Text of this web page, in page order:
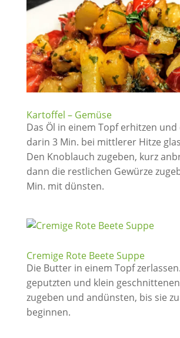
Kartoffel – Gemüse
Das Öl in einem Topf erhitzen und
darin 3 Min. bei mittlerer Hitze
Den Knoblauch zugeben, kurz
dann die restlichen Gewürze
Min. mit dünsten.
Cremige Rote Beete Suppe
Die Butter in einem Topf
geputzten und klein
zugeben und andünsten, bis sie
beginnen.